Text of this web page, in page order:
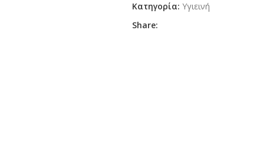
Κατηγορία: Υγιεινή
Share: